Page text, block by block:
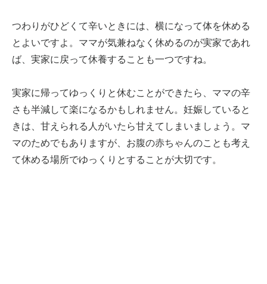
つわりがひどくて辛いときには、横になって体を休める
とよいですよ。ママが気兼ねなく休めるのが実家であれ
ば、実家に戻って休養することも一つですね。
実家に帰ってゆっくりと休むことができたら、ママの辛
さも半減して楽になるかもしれません。妊娠していると
きは、甘えられる人がいたら甘えてしまいましょう。マ
マのためでもありますが、お腹の赤ちゃんのことも考え
て休める場所でゆっくりとすることが大切です。